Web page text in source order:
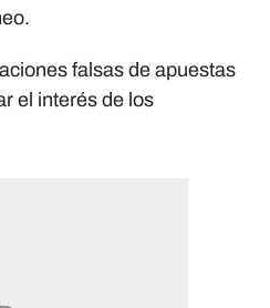
falsas de apuestas
el interés de los